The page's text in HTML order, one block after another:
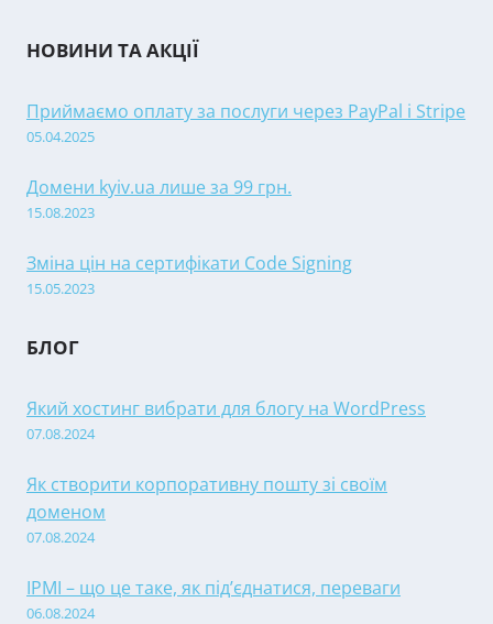
НОВИНИ ТА АКЦІЇ
Приймаємо оплату за послуги через PayPal і Stripe
05.04.2025
Домени kyiv.ua лише за 99 грн.
15.08.2023
Зміна цін на сертифікати Code Signing
15.05.2023
БЛОГ
Який хостинг вибрати для блогу на WordPress
07.08.2024
Як створити корпоративну пошту зі своїм
доменом
07.08.2024
IPMI – що це таке, як під’єднатися, переваги
06.08.2024